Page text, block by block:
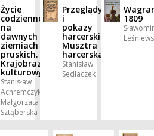
Życie
codzienne
na
dawnych
ziemiach
pruskich.
Krajobraz
kulturowy.
Stanisław
Achremczyk,
Małgorzata
Sztąberska
Przeglądy
i
pokazy
harcerskie.
Musztra
harcerska
Stanisław
Sedlaczek
1809
Sławomir